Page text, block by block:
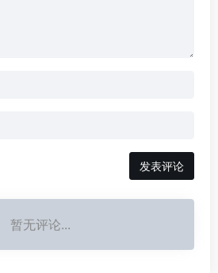
发表评论
暂无评论...